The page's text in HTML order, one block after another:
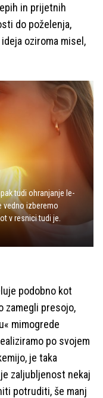
in prijetnih
do poželenja,
oziroma misel,
tudi ohranjanje le-
vedno izberemo
v resnici tudi je.
podobno kot
zamegli presojo,
mimogrede
po svojem
je taka
zaljubljenost nekaj
potruditi, še manj